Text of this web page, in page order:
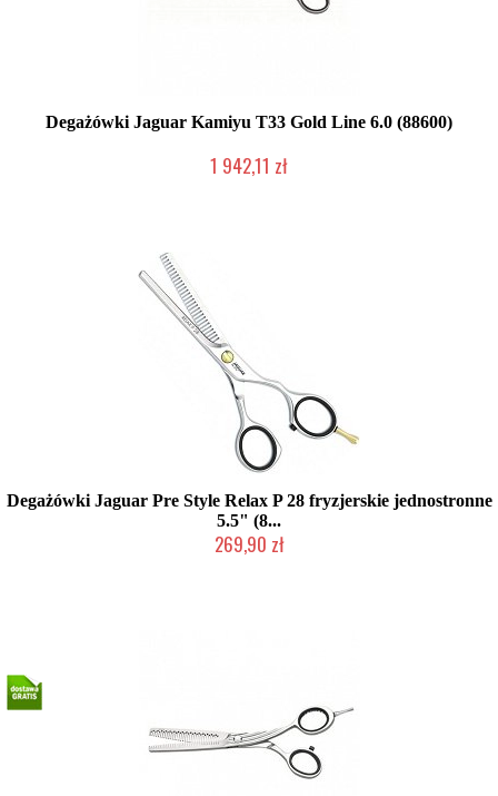
Degażówki Jaguar Kamiyu T33 Gold Line 6.0 (88600)
1 942,11 zł
Degażówki Jaguar Pre Style Relax P 28 fryzjerskie jednostronne
5.5" (8...
269,90 zł